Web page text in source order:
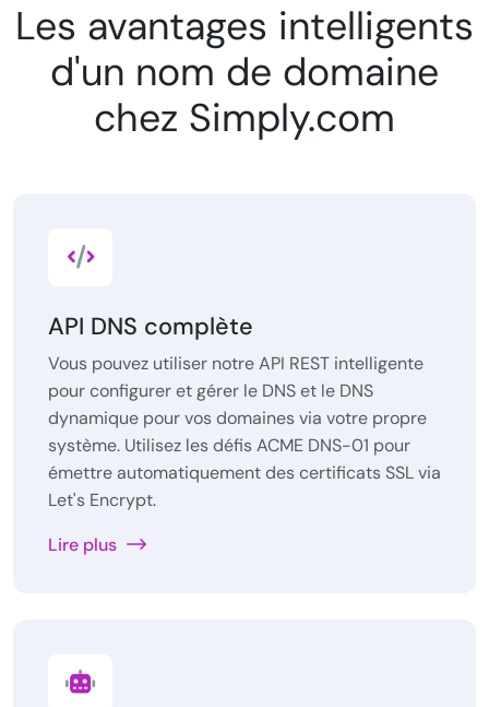
Les avantages intelligents
d'un nom de domaine
chez Simply.com
API DNS complète
Vous pouvez utiliser notre API REST intelligente
pour configurer et gérer le DNS et le DNS
dynamique pour vos domaines via votre propre
système. Utilisez les défis ACME DNS-01 pour
émettre automatiquement des certificats SSL via
Let's Encrypt.
Lire plus